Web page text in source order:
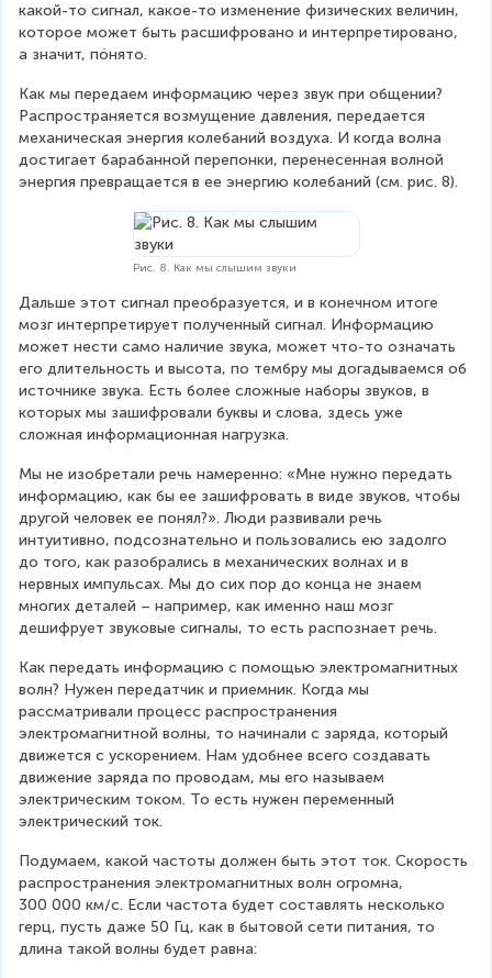
какой-то сигнал, какое-то изменение физических величин,
которое может быть расшифровано и интерпретировано,
а значит, пóнято.
Как мы передаем информацию через звук при общении?
Распространяется возмущение давления, передается
механическая энергия колебаний воздуха. И когда волна
достигает барабанной перепонки, перенесенная волной
энергия превращается в ее энергию колебаний (см. рис. 8).
Рис. 8. Как мы слышим звуки
Дальше этот сигнал преобразуется, и в конечном итоге
мозг интерпретирует полученный сигнал. Информацию
может нести само наличие звука, может что-то означать
его длительность и высота, по тембру мы догадываемся об
источнике звука. Есть более сложные наборы звуков, в
которых мы зашифровали буквы и слова, здесь уже
сложная информационная нагрузка.
Мы не изобретали речь намеренно: «Мне нужно передать
информацию, как бы ее зашифровать в виде звуков, чтобы
другой человек ее понял?». Люди развивали речь
интуитивно, подсознательно и пользовались ею задолго
до того, как разобрались в механических волнах и в
нервных импульсах. Мы до сих пор до конца не знаем
многих деталей – например, как именно наш мозг
дешифрует звуковые сигналы, то есть распознает речь.
Как передать информацию с помощью электромагнитных
волн? Нужен передатчик и приемник. Когда мы
рассматривали процесс распространения
электромагнитной волны, то начинали с заряда, который
движется с ускорением. Нам удобнее всего создавать
движение заряда по проводам, мы его называем
электрическим током. То есть нужен переменный
электрический ток.
Подумаем, какой частоты должен быть этот ток. Скорость
распространения электромагнитных волн огромна,
300 000 км/с. Если частота будет составлять несколько
герц, пусть даже 50 Гц, как в бытовой сети питания, то
длина такой волны будет равна: